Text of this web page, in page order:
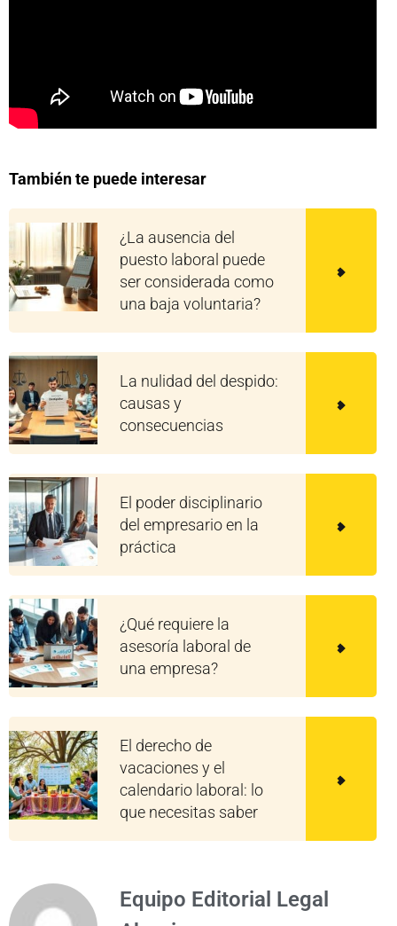
También te puede interesar
¿La ausencia del
puesto laboral puede
ser considerada como
una baja voluntaria?
La nulidad del despido:
causas y
consecuencias
El poder disciplinario
del empresario en la
práctica
¿Qué requiere la
asesoría laboral de
una empresa?
El derecho de
vacaciones y el
calendario laboral: lo
que necesitas saber
Equipo Editorial Legal